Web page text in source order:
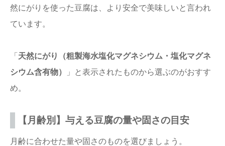
然にがりを使った豆腐は、より安全で美味しいと言われ
ています。
「 天然にがり（粗製海水塩化マグネシウム・塩化マグネ
シウム含有物）
」と表示されたものから選ぶのがおすす
め。
【月齢別】与える豆腐の量や固さの目安
月齢に合わせた量や固さのものを選びましょう。